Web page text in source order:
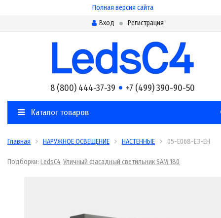
Полная версия сайта
Вход
Регистрация
8 (800) 444-37-39 +7 (499) 390-90-50
Каталог товаров
Главная НАРУЖНОЕ ОСВЕЩЕНИЕ НАСТЕННЫЕ 05-E068-E3-EH
Подборки: LedsC4 Уличный фасадный светильник SAM 180